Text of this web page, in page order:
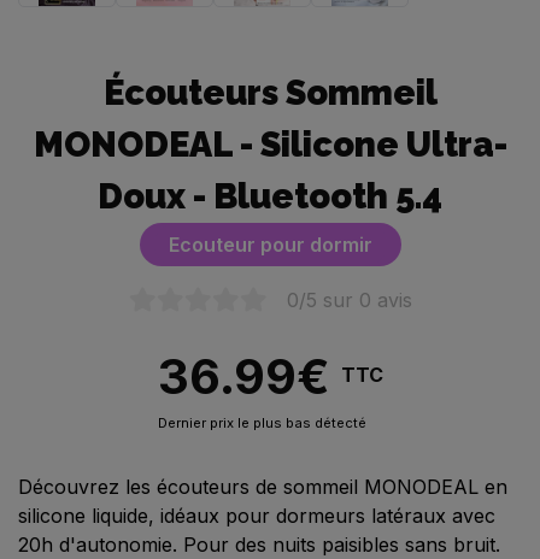
Écouteurs Sommeil
MONODEAL - Silicone Ultra-
Doux - Bluetooth 5.4
Ecouteur pour dormir
0/5 sur 0 avis
36.99€ TTC
Dernier prix le plus bas détecté
Découvrez les écouteurs de sommeil MONODEAL en
silicone liquide, idéaux pour dormeurs latéraux avec
20h d'autonomie. Pour des nuits paisibles sans bruit.